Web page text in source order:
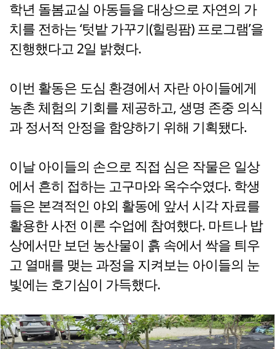
학년 돌봄교실 아동들을 대상으로 자연의 가
치를 전하는 ‘텃밭 가꾸기(힐링팜) 프로그램’을
진행했다고 2일 밝혔다.
이번 활동은 도심 환경에서 자란 아이들에게
농촌 체험의 기회를 제공하고, 생명 존중 의식
과 정서적 안정을 함양하기 위해 기획됐다.
이날 아이들의 손으로 직접 심은 작물은 일상
에서 흔히 접하는 고구마와 옥수수였다. 학생
들은 본격적인 야외 활동에 앞서 시각 자료를
활용한 사전 이론 수업에 참여했다. 마트나 밥
상에서만 보던 농산물이 흙 속에서 싹을 틔우
고 열매를 맺는 과정을 지켜보는 아이들의 눈
빛에는 호기심이 가득했다.